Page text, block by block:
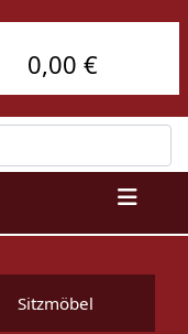
0,00 €
Sitzmöbel